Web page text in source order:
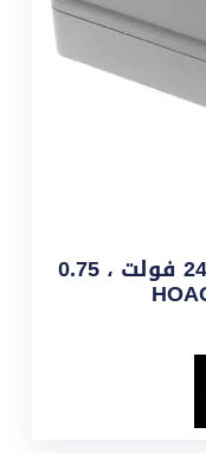
محول كهربائي 12 فولت و24 فولت ، 0.75